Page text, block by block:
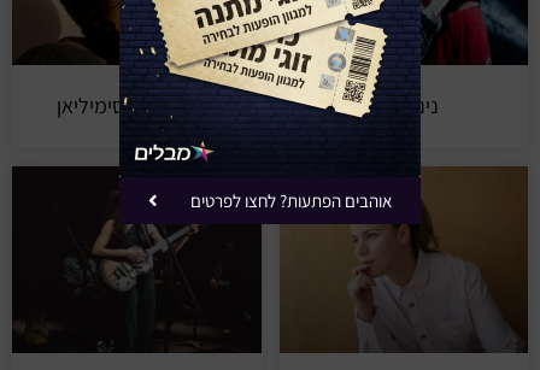
נינט טייב מארינה מקסימיליאן
אוהבים הפתעות? לחצו לפרטים